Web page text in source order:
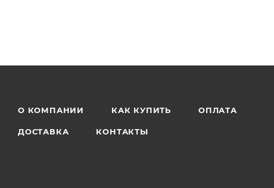
О КОМПАНИИ КАК КУПИТЬ ОПЛАТА
ДОСТАВКА КОНТАКТЫ